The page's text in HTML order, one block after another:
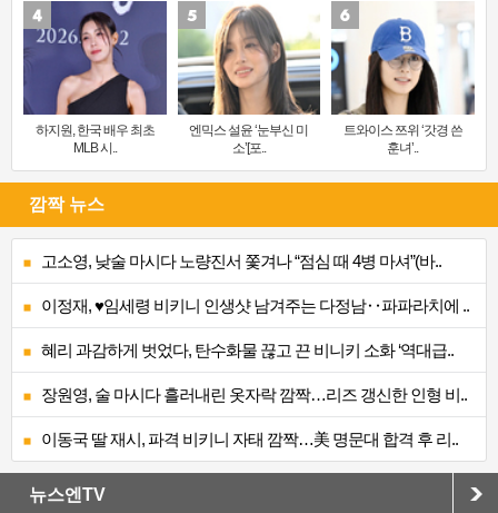
하지원, 한국 배우 최초
MLB 시..
엔믹스 설윤 ‘눈부신 미
소’[포..
트와이스 쯔위 ‘갓경 쓴
훈녀’..
깜짝 뉴스
고소영, 낮술 마시다 노량진서 쫓겨나 “점심 때 4병 마셔”(바..
이정재, ♥임세령 비키니 인생샷 남겨주는 다정남‥파파라치에 ..
혜리 과감하게 벗었다, 탄수화물 끊고 끈 비니키 소화 ‘역대급..
장원영, 술 마시다 흘러내린 옷자락 깜짝…리즈 갱신한 인형 비..
이동국 딸 재시, 파격 비키니 자태 깜짝…美 명문대 합격 후 리..
뉴스엔TV